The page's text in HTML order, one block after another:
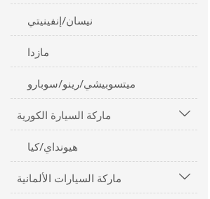
نيسان/إنفينيتي
مازدا
ميتسوبيشي/رينو/سوبارو
ماركة السيارة الكورية

هيونداي/كيا
ماركة السيارات الألمانية
